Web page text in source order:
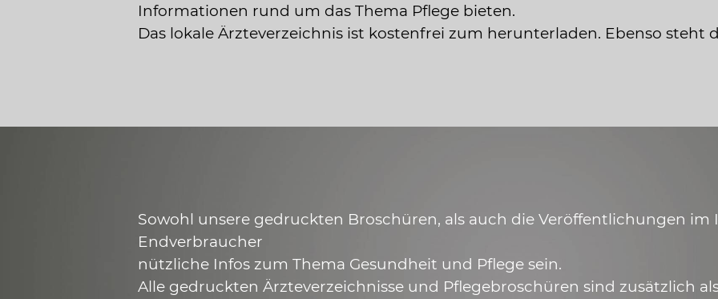
Informationen rund um das Thema Pflege bieten.
Das lokale Ärzteverzeichnis ist kostenfrei zum herunterladen. Ebenso steht
Sowohl unsere gedruckten Broschüren, als auch die Veröffentlichungen im
Endverbraucher
nützliche Infos zum Thema Gesundheit und Pflege sein.
Alle gedruckten Ärzteverzeichnisse und Pflegebroschüren sind zusätzlich